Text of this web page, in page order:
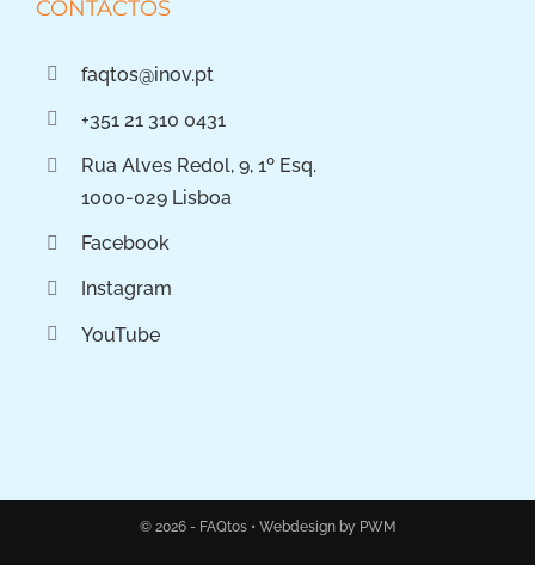
CONTACTOS
faqtos@inov.pt
+351 21 310 0431
Rua Alves Redol, 9, 1º Esq.
1000-029 Lisboa
Facebook
Instagram
YouTube
© 2026 - FAQtos • Webdesign by PWM